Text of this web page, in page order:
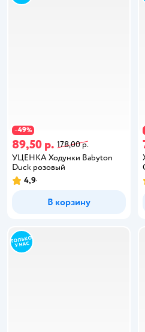
−49%
89,50 р. 178,00 р.
УЦЕНКА Ходунки Babyton
Duck розовый
4,9
В корзину